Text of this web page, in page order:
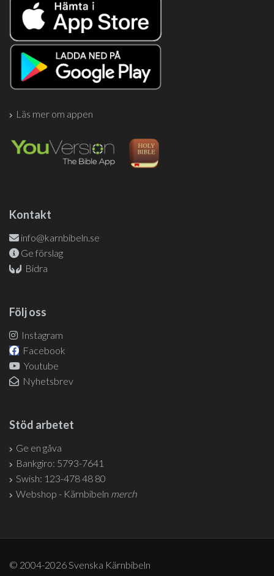
Läs mer om appen
Kontakt
info@karnbibeln.se
Ge förslag
Bidra
Följ oss
Instagram
Facebook
Youtube
Nyhetsbrev
Stöd arbetet
Ge en gåva
Bankgiro: 5793-7641
Swish: 123-478 48 80
Webshop - Kärnbibeln merch
© 2004-2026 Svenska Kärnbibeln